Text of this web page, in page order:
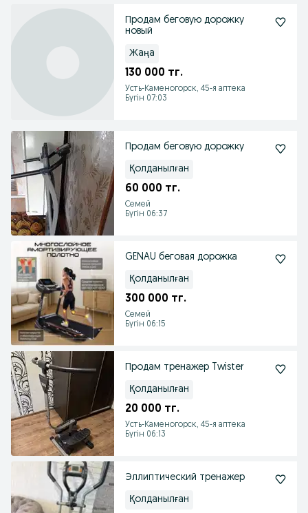
Продам беговую дорожку
новый
Жаңа
130 000 тг.
Усть-Каменогорск, 45-я аптека
Бүгін 07:03
Продам беговую дорожку
Қолданылған
60 000 тг.
Семей
Бүгін 06:37
GENAU беговая дорожка
Қолданылған
300 000 тг.
Семей
Бүгін 06:15
Продам тренажер Twister
Қолданылған
20 000 тг.
Усть-Каменогорск, 45-я аптека
Бүгін 06:13
Эллиптический тренажер
Қолданылған